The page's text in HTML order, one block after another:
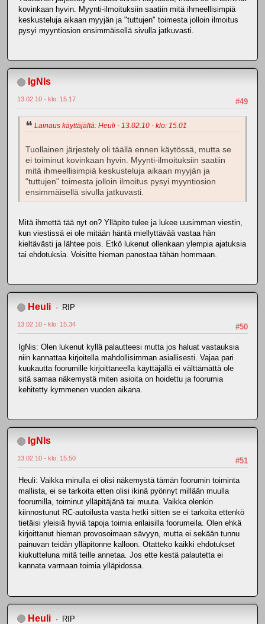
kovinkaan hyvin. Myynti-ilmoituksiin saatiin mitä ihmeellisimpiä
keskusteluja aikaan myyjän ja "tuttujen" toimesta jolloin ilmoitus
pysyi myyntiosion ensimmäisellä sivulla jatkuvasti.
IgNIs
#49
13.02.10 - klo: 15.17
Lainaus käyttäjältä: Heuli - 13.02.10 - klo: 15.01
Tuollainen järjestely oli täällä ennen käytössä, mutta se
ei toiminut kovinkaan hyvin. Myynti-ilmoituksiin saatiin
mitä ihmeellisimpiä keskusteluja aikaan myyjän ja
"tuttujen" toimesta jolloin ilmoitus pysyi myyntiosion
ensimmäisellä sivulla jatkuvasti.
Mitä ihmettä tää nyt on? Ylläpito tulee ja lukee uusimman viestin,
kun viestissä ei ole mitään häntä miellyttävää vastaa hän
kieltävästi ja lähtee pois. Etkö lukenut ollenkaan ylempia ajatuksia
tai ehdotuksia. Voisitte hieman panostaa tähän hommaan.
Heuli RIP
#50
13.02.10 - klo: 15.34
IgNis: Olen lukenut kyllä palautteesi mutta jos haluat vastauksia
niin kannattaa kirjoitella mahdollisimman asiallisesti. Vajaa pari
kuukautta foorumille kirjoittaneella käyttäjällä ei välttämättä ole
sitä samaa näkemystä miten asioita on hoidettu ja foorumia
kehitetty kymmenen vuoden aikana.
IgNIs
#51
13.02.10 - klo: 15.50
Heuli: Vaikka minulla ei olisi näkemystä tämän foorumin toiminta
mallista, ei se tarkoita etten olisi ikinä pyörinyt millään muulla
foorumilla, toiminut ylläpitäjänä tai muuta. Vaikka olenkin
kiinnostunut RC-autoilusta vasta hetki sitten se ei tarkoita ettenkö
tietäisi yleisiä hyviä tapoja toimia erilaisilla foorumeila. Olen ehkä
kirjoittanut hieman provosoimaan sävyyn, mutta ei sekään tunnu
painuvan teidän ylläpitonne kalloon. Otatteko kaikki ehdotukset
kiukutteluna mitä teille annetaa. Jos ette kestä palautetta ei
kannata varmaan toimia ylläpidossa.
Heuli RIP